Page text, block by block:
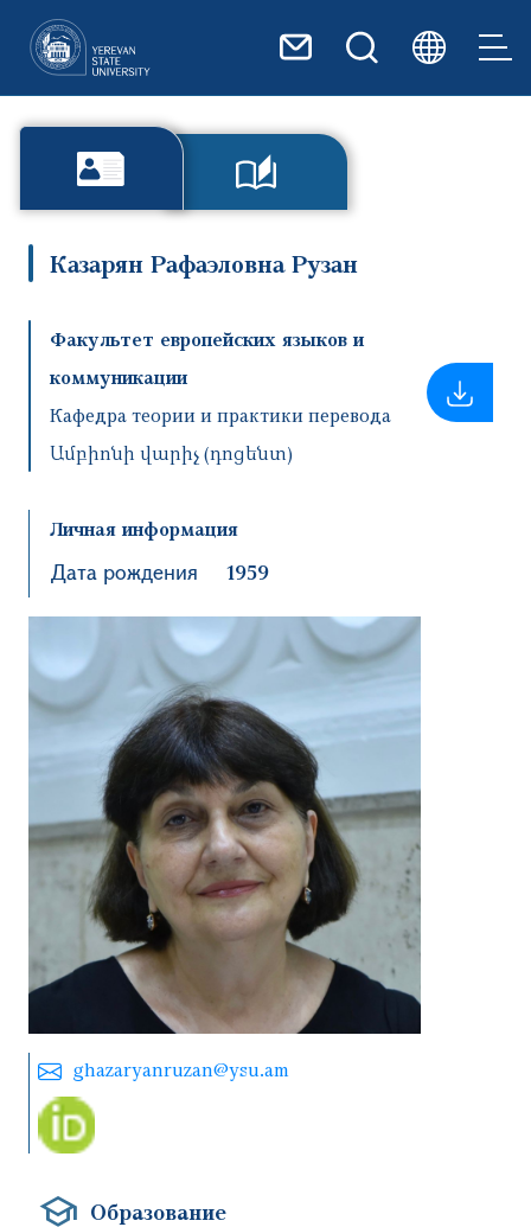
ghazaryanruzan@ysu.am
Казарян Рафаэловна Рузан
Факультет европейских языков и
коммуникации
Кафедра теории и практики перевода
Ամբիոնի վարիչ (դոցենտ)
Личная информация
Дата рождения 1959
Образование